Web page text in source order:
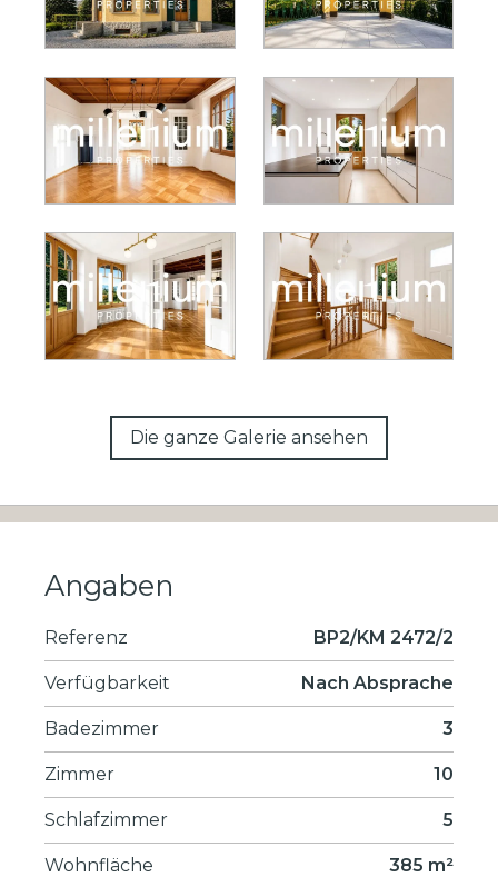
Die ganze Galerie ansehen
Angaben
Referenz BP2/KM 2472/2
Verfügbarkeit Nach Absprache
Badezimmer 3
Zimmer 10
Schlafzimmer 5
Wohnfläche 385 m²